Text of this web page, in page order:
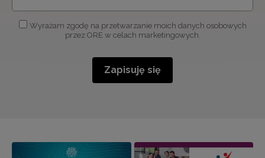
Wyrażam zgodę na przetwarzanie moich danych osobowych
przez ORE w celach marketingowych.
Zapisuję się